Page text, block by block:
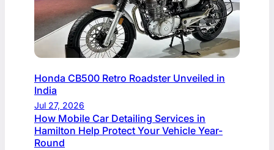
Honda CB500 Retro Roadster Unveiled in
India
Jul 27, 2026
How Mobile Car Detailing Services in
Hamilton Help Protect Your Vehicle Year-
Round